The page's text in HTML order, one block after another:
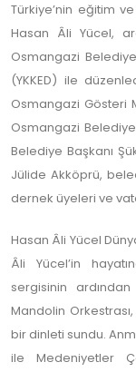
Türkiye’nin eğitim
Hasan Âli Yücel,
Osmangazi
(YKKED) ile
Osmangazi Gösteri
Osmangazi Belediye
Belediye Başkanı
Jülide Akköprü,
dernek üyeleri ve
Hasan Âli Yücel
Âli Yücel’in
sergisinin
Mandolin
bir dinleti sundu.
ile Medeniyetler